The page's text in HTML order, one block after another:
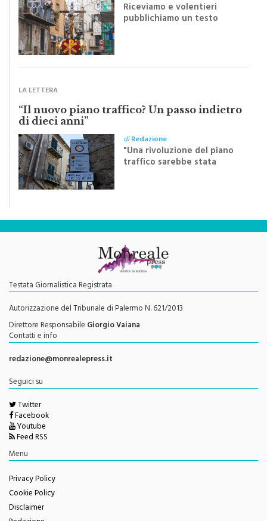
diRedazione
Riceviamo e volentieri
Sapienza all'indomani della
LA LETTERA
“Il nuovo piano traffico? Un passo indietro
di dieci anni”
diRedazione
"Una rivoluzione del piano
Testata Giornalistica Registrata
Autorizzazione del Tribunale di Palermo N. 621/2013
Direttore ResponsabileGiorgio Vaiana
Contatti e info
redazione@monrealepress.it
Seguici su
Twitter
Facebook
Youtube
Feed RSS
Privacy Policy
Cookie Policy